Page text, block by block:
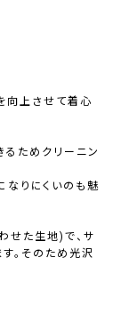
向上させて着心
るためクリーニン
なりにくいのも魅
せた生地)で、サ
。そのため光沢